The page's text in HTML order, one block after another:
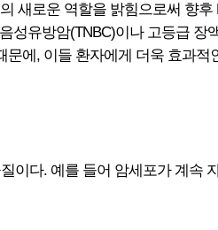
새로운 역할을 밝힘으로써 향
성유방암(TNBC)이나 고등급 장
에, 이들 환자에게 더욱 효과적
이다. 예를 들어 암세포가 계속